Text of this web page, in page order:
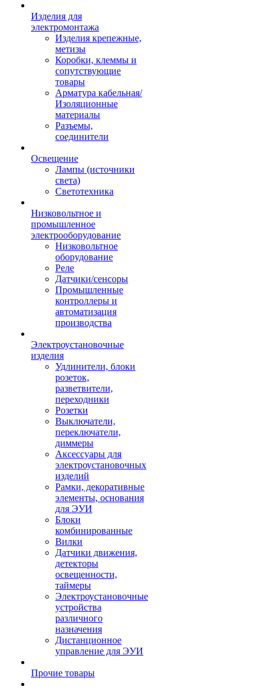
Изделия для
электромонтажа
Изделия крепежные,
метизы
Коробки, клеммы и
сопутствующие
товары
Арматура кабельная/
Изоляционные
материалы
Разъемы,
соединители
Освещение
Лампы (источники
света)
Светотехника
Низковольтное и
промышленное
электрооборудование
Низковольтное
оборудование
Реле
Датчики/сенсоры
Промышленные
контроллеры и
автоматизация
производства
Электроустановочные
изделия
Удлинители, блоки
розеток,
разветвители,
переходники
Розетки
Выключатели,
переключатели,
диммеры
Аксессуары для
электроустановочных
изделий
Рамки, декоративные
элементы, основания
для ЭУИ
Блоки
комбинированные
Вилки
Датчики движения,
детекторы
освещенности,
таймеры
Электроустановочные
устройства
различного
назначения
Дистанционное
управление для ЭУИ
Прочие товары